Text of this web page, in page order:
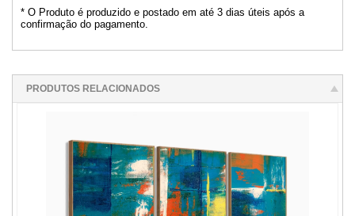
* O Produto é produzido e postado em até 3 dias úteis após a
confirmação do pagamento.
PRODUTOS RELACIONADOS